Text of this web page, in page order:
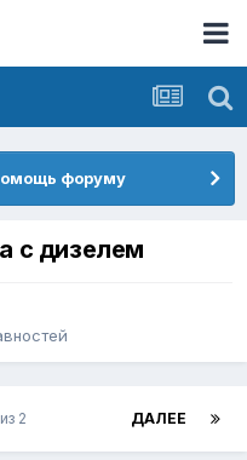
форуму
с дизелем
ДАЛЕЕ
2